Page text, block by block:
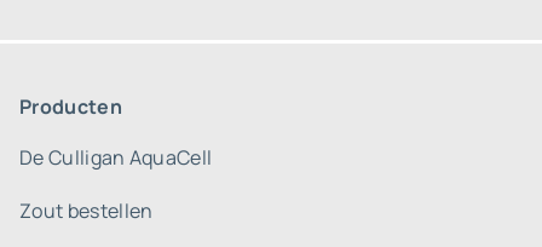
Producten
De Culligan AquaCell
Zout bestellen